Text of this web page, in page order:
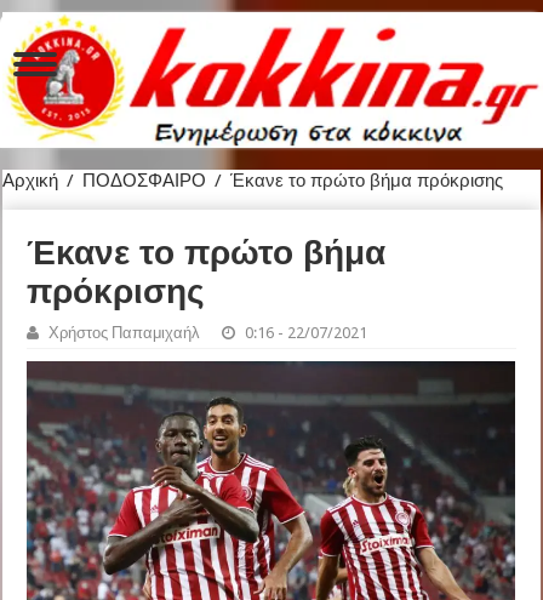
Αρχική / ΠΟΔΟΣΦΑΙΡΟ / Έκανε το πρώτο βήμα πρόκρισης
Έκανε το πρώτο βήμα
πρόκρισης
Χρήστος Παπαμιχαήλ 0:16 - 22/07/2021